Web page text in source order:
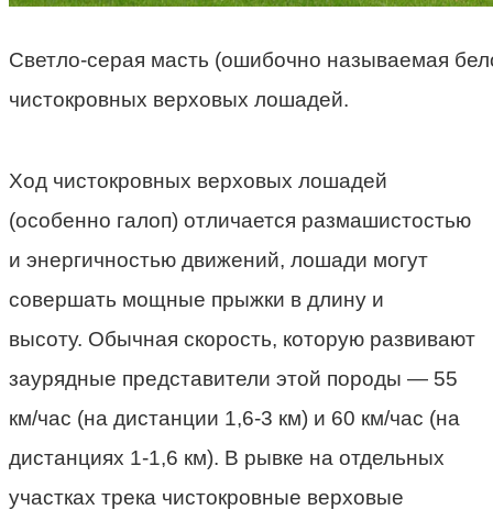
Светло-серая масть (ошибочно называемая
чистокровных верховых лошадей.
Ход чистокровных верховых лошадей
(особенно галоп) отличается размашистостью
и энергичностью движений, лошади могут
совершать мощные прыжки в длину и
высоту. Обычная скорость, которую развивают
заурядные представители этой породы — 55
км/час (на дистанции 1,6-3 км) и 60 км/час (на
дистанциях 1-1,6 км). В рывке на отдельных
участках трека чистокровные верховые